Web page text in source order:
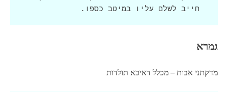
חייב לשלם עליו במיטב כספו.
גמרא
מדקתני אבות – מכלל דאיכא תולדות